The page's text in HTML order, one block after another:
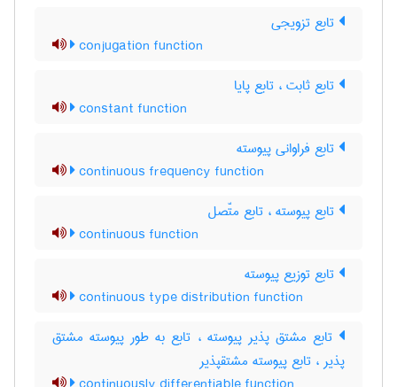
تابع تزویجی
conjugation function
تابع ثابت ، تابع پایا
constant function
تابع فراوانی پیوسته
continuous frequency function
تابع پیوسته ، تابع متّصل
continuous function
تابع توزیع پیوسته
continuous type distribution function
تابع مشتق پذیر پیوسته ، تابع به طور پیوسته مشتق
پذیر ، تابع پیوسته مشتقپذیر